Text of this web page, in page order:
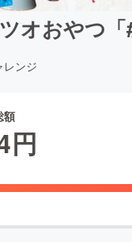
オおやつ
レンジ
額
円